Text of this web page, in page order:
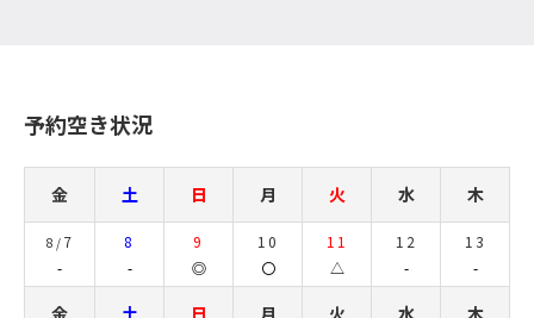
予約空き状況
金 土 日 月 火 水 木
8/ 7
-
8
-
9
◎
10
〇
11
△
12
-
13
-